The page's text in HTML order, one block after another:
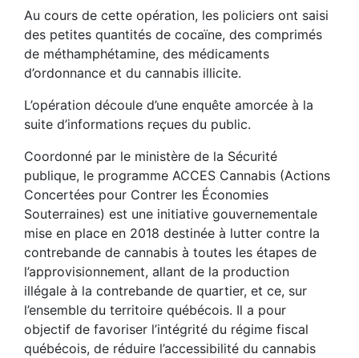
Au cours de cette opération, les policiers ont saisi
des petites quantités de cocaïne, des comprimés
de méthamphétamine, des médicaments
d’ordonnance et du cannabis illicite.
L’opération découle d’une enquête amorcée à la
suite d’informations reçues du public.
Coordonné par le ministère de la Sécurité
publique, le programme ACCES Cannabis (Actions
Concertées pour Contrer les Économies
Souterraines) est une initiative gouvernementale
mise en place en 2018 destinée à lutter contre la
contrebande de cannabis à toutes les étapes de
l’approvisionnement, allant de la production
illégale à la contrebande de quartier, et ce, sur
l’ensemble du territoire québécois. Il a pour
objectif de favoriser l’intégrité du régime fiscal
québécois, de réduire l’accessibilité du cannabis